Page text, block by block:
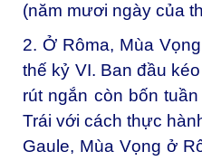
(năm mươi ngày của
2. Ở Rôma, Mùa
thế kỷ VI. Ban đầu
rút ngắn còn bốn
Trái với cách thực
Gaule, Mùa Vọng ở